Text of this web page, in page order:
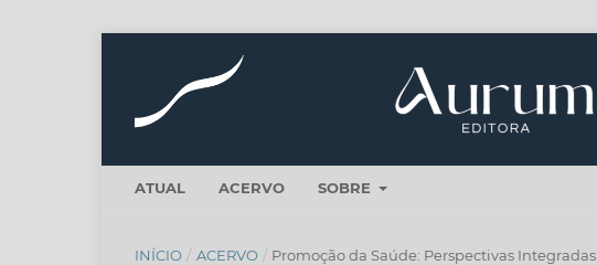
ATUAL ACERVO SOBRE
INÍCIO / ACERVO / Promoção da Saúde: Perspectivas Integradas